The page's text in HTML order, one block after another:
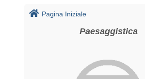
Pagina Iniziale
Paesaggistica